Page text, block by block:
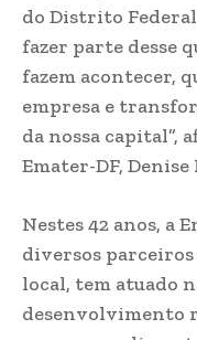
do Distrito
fazer parte desse
fazem acontecer,
empresa e
da nossa capital”,
Emater-DF, Denise
Nestes 42 anos, a
diversos
local, tem atuado
desenvolvimento